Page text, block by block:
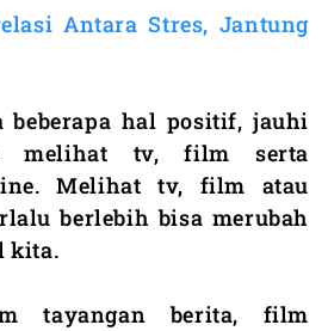
Antara Stres, Jantung
beberapa hal positif, jauhi
melihat tv, film serta
Melihat tv, film atau
berlebih bisa merubah
kita.
tayangan berita, film